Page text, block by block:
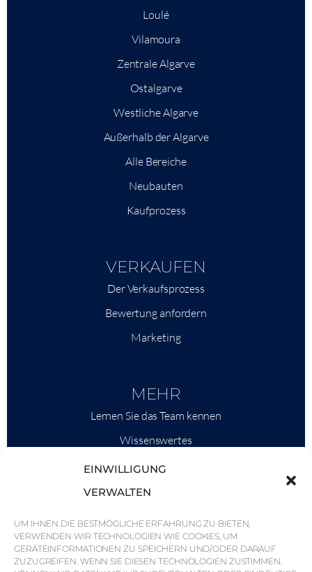
EINWILLIGUNG
VERWALTEN
UM IHNEN DIE BESTMÖGLICHE ERFAHRUNG ZU BIETEN,
VERWENDEN WIR TECHNOLOGIEN WIE COOKIES, UM
GERÄTEINFORMATIONEN ZU SPEICHERN UND/ODER DARAUF
ZUZUGREIFEN. WENN SIE DIESEN TECHNOLOGIEN ZUSTIMMEN,
Loulé
Vilamoura
Zentrale Algarve
Ostalgarve
Westliche Algarve
Außerhalb der Algarve
Alle Bereiche
Neubauten
Kaufprozess
VERKAUFEN
Der Verkaufsprozess
Bewertung anfordern
Marketing
MEHR
Lernen Sie das Team kennen
Wissenswertes
Savills
Marktinformationen
Nachrichten & Veranstaltungen
Karten der Region